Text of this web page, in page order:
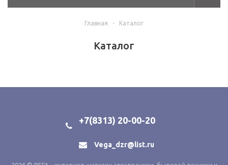
Главная - Каталог
Каталог
+7(8313) 20-00-20
Vega_dzr@list.ru